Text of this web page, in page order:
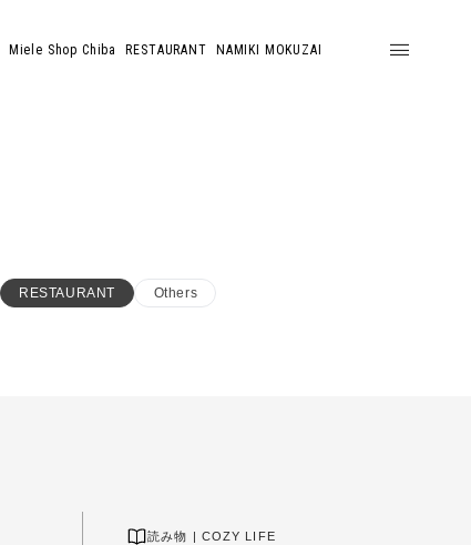
Miele Shop Chiba RESTAURANT NAMIKI MOKUZAI
RESTAURANT Others
読み物 | COZY LIFE